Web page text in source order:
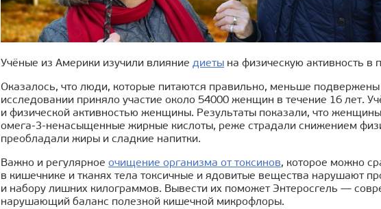
Учёные из Америки изучили влияние диеты на физическую активность в
Оказалось, что люди, которые питаются правильно, меньше
исследовании приняло участие около 54000 женщин в течение 16 лет.
и физической активностью женщины. Результаты показали, что
омега-3-ненасыщенные жирные кислоты, реже страдали снижением
преобладали жиры и сладкие напитки.
Важно и регулярное очищение организма от токсинов, которое можно
в кишечнике и тканях тела токсичные и ядовитые вещества нарушают
и набору лишних килограммов. Вывести их поможет Энтеросгель —
нарушающий баланс полезной кишечной микрофлоры.